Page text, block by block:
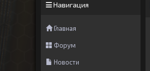
Навигация
Главная
Форум
Новости